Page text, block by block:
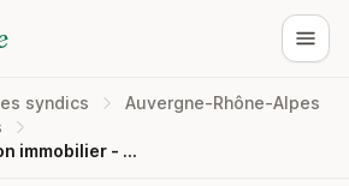
syndics
Auvergne-Rhône-Alpes
Jacob boyer torrollion immobilier - jbt immobilier